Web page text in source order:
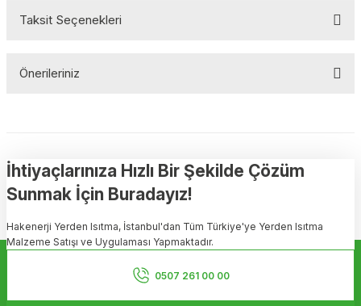
Taksit Seçenekleri
Önerileriniz
Görüş ve önerileriniz için teşekkür ederiz.
Ürün resmi kalitesiz, bozuk veya görüntülenemiyor.
Ürün açıklamasında eksik bilgiler bulunuyor.
Ürün bilgilerinde hatalar bulunuyor.
Ürün fiyatı diğer sitelerden daha pahalı.
Bu ürüne benzer farklı alternatifler olmalı.
İhtiyaçlarınıza Hızlı Bir Şekilde Çözüm
Sunmak İçin Buradayız!
Hakenerji Yerden Isıtma, İstanbul'dan Tüm Türkiye'ye Yerden Isıtma
Malzeme Satışı ve Uygulaması Yapmaktadır.
0507 261 00 00